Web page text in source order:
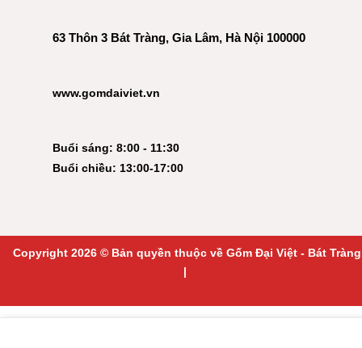
63 Thôn 3 Bát Tràng, Gia Lâm, Hà Nội 100000
www.gomdaiviet.vn
Buổi sáng: 8:00 - 11:30
Buổi chiều: 13:00-17:00
Copyright 2026 © Bản quyền thuộc về Gốm Đại Việt - Bát Tràng
|